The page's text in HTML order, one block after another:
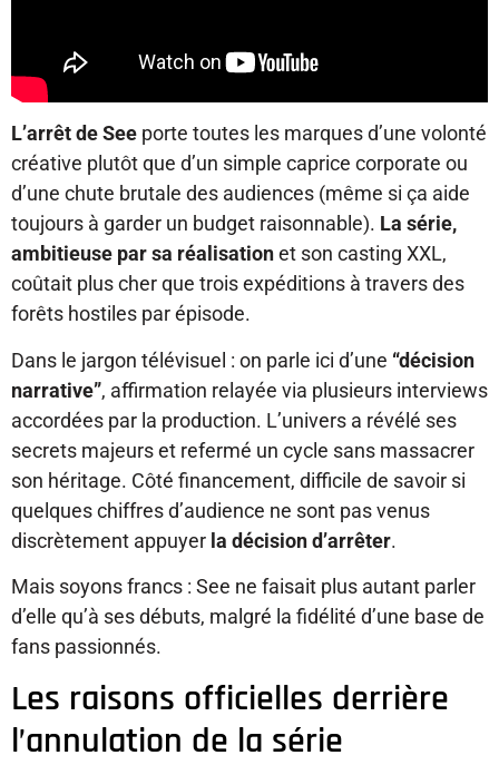
L’arrêt de See porte toutes les marques d’une volonté
créative plutôt que d’un simple caprice corporate ou
d’une chute brutale des audiences (même si ça aide
toujours à garder un budget raisonnable). La série,
ambitieuse par sa réalisationet son casting XXL,
coûtait plus cher que trois expéditions à travers des
forêts hostiles par épisode.
Dans le jargon télévisuel : on parle ici d’une “décision
narrative”, affirmation relayée via plusieurs interviews
accordées par la production. L’univers a révélé ses
secrets majeurs et refermé un cycle sans massacrer
son héritage. Côté financement, difficile de savoir si
quelques chiffres d’audience ne sont pas venus
discrètement appuyer la décision d’arrêter.
Mais soyons francs : See ne faisait plus autant parler
d’elle qu’à ses débuts, malgré la fidélité d’une base de
fans passionnés.
Les raisons officielles derrière
l’annulation de la série